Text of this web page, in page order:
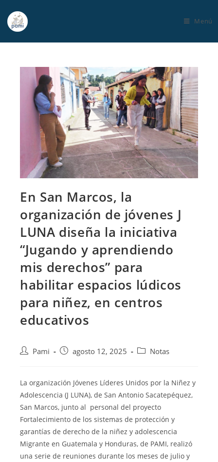
Menú
En San Marcos, la
organización de jóvenes J
LUNA diseña la iniciativa
“Jugando y aprendiendo
mis derechos” para
habilitar espacios lúdicos
para niñez, en centros
educativos
Pami agosto 12, 2025 Notas
La organización Jóvenes Líderes Unidos por la Niñez y
Adolescencia (J LUNA), de San Antonio Sacatepéquez,
San Marcos, junto al personal del proyecto
Fortalecimiento de los sistemas de protección y
garantías de derecho de la niñez y adolescencia
Migrante en Guatemala y Honduras, de PAMI, realizó
una serie de reuniones durante los meses de julio y